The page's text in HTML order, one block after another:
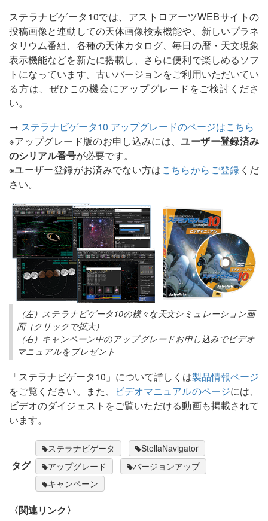
ステラナビゲータ10では、アストロアーツWEBサイトの
投稿画像と連動しての天体画像検索機能や、新しいプラネ
タリウム番組、各種の天体カタログ、毎日の暦・天文現象
表示機能などを新たに搭載し、さらに便利で楽しめるソフ
トになっています。古いバージョンをご利用いただいてい
る方は、ぜひこの機会にアップグレードをご検討くださ
い。
→ ステラナビゲータ10 アップグレードのページはこちら
※アップグレード版のお申し込みには、ユーザー登録済み
のシリアル番号が必要です。
※ユーザー登録がお済みでない方はこちらからご登録 くだ
さい。
（左）ステラナビゲータ10の様々な天文シミュレーション画
面（クリックで拡大）
（右）キャンペーン中のアップグレードお申し込みでビデオ
マニュアルをプレゼント
「ステラナビゲータ10」について詳しくは製品情報ページ
をご覧ください。また、
ビデオマニュアルのページには、
ビデオのダイジェストをご覧いただける動画も掲載されて
います。
タグ
ステラナビゲータ
StellaNavigator
アップグレード
バージョンアップ
キャンペーン
〈関連リンク〉